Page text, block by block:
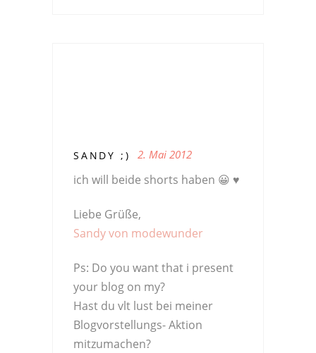
SANDY ;) 2. Mai 2012
ich will beide shorts haben 😀 ♥
Liebe Grüße,
Sandy von modewunder
Ps: Do you want that i present
your blog on my?
Hast du vlt lust bei meiner
Blogvorstellungs- Aktion
mitzumachen?